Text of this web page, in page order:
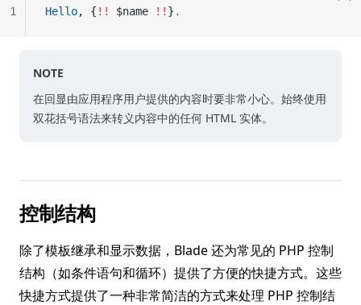
Hello, { !! $name !! } .
1
NOTE
在回显由应用程序用户提供的内容时要非常小心。始终使用
双花括号语法来转义内容中的任何 HTML 实体。
控制结构
除了模板继承和显示数据，Blade 还为常见的 PHP 控制
结构（如条件语句和循环）提供了方便的快捷方式。这些
快捷方式提供了一种非常简洁的方式来处理 PHP 控制结